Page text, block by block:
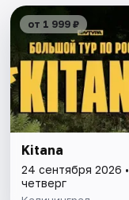
от 1 999 ₽
Kitana
24 сентября 2026 •
четверг